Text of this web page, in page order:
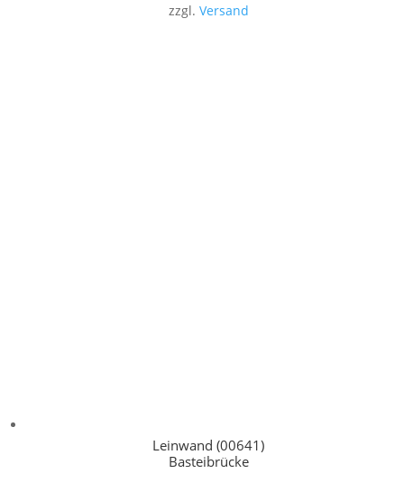
zzgl. Versand
Leinwand (00641)
Basteibrücke